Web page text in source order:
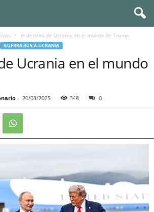
El destino de Ucrania en el mundo de Trump
GUERRA RUSIA-UCRANIA
Ucrania en el mundo
- 20/08/2025 348 0